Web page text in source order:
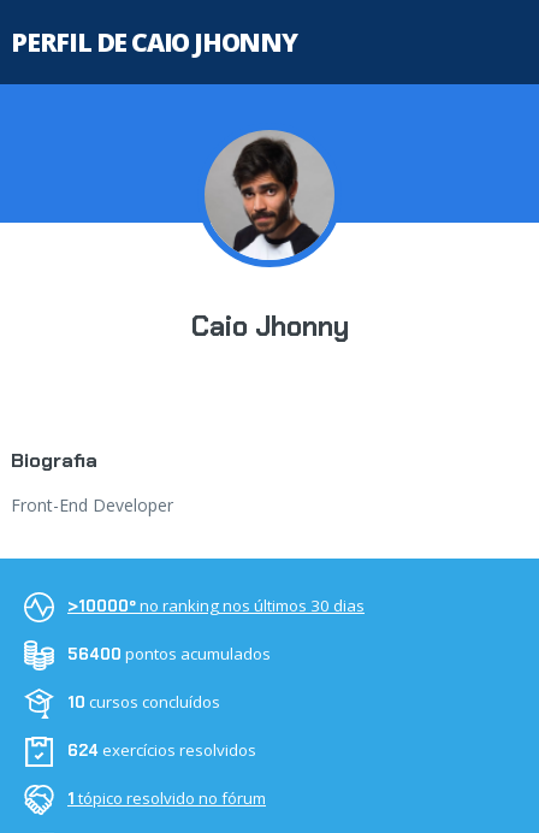
PERFIL DE CAIO JHONNY
Caio Jhonny
Biografia
Front-End Developer
>10000ºno ranking nos últimos 30 dias
56400 pontos acumulados
10 cursos concluídos
624exercícios resolvidos
1 tópico resolvido no fórum